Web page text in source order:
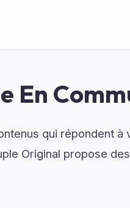
En
qui répondent
Original propose